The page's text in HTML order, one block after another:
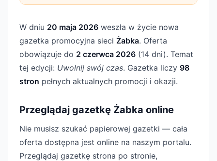
W dniu 20 maja 2026 weszła w życie nowa
gazetka promocyjna sieci Żabka. Oferta
obowiązuje do 2 czerwca 2026 (14 dni). Temat
tej edycji: Uwolnij swój czas. Gazetka liczy 98
stron pełnych aktualnych promocji i okazji.
Przeglądaj gazetkę Żabka online
Nie musisz szukać papierowej gazetki — cała
oferta dostępna jest online na naszym portalu.
Przeglądaj gazetkę strona po stronie,